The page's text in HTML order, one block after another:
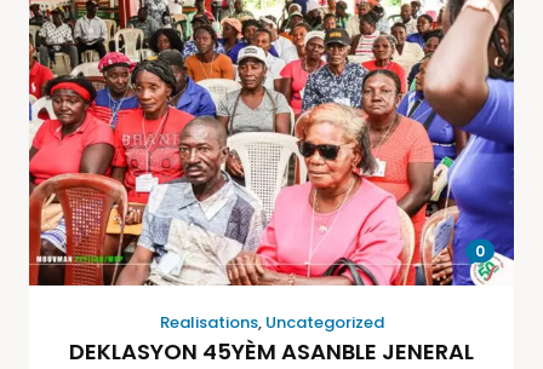
0
Realisations, Uncategorized
DEKLASYON 45YÈM ASANBLE JENERAL